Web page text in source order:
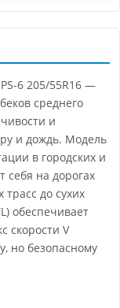
6 205/55R16 —
среднего
и
и дождь. Модель
в городских и
себя на дорогах
до сухих
обеспечивает
скорости V
но безопасному